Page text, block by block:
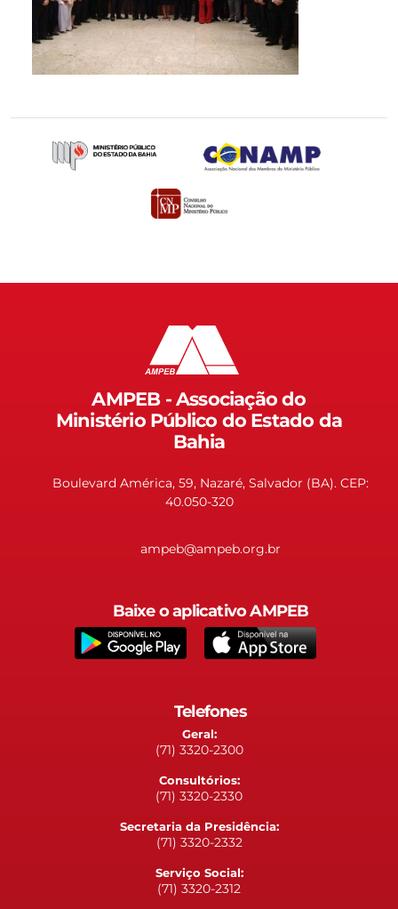
AMPEB - Associação do
Ministério Público do Estado da
Bahia
Boulevard América, 59, Nazaré, Salvador (BA). CEP:
40.050-320
ampeb@ampeb.org.br
Baixe o aplicativo AMPEB
Telefones
Geral:
(71) 3320-2300
Consultórios:
(71) 3320-2330
Secretaria da Presidência:
(71) 3320-2332
Serviço Social:
(71) 3320-2312